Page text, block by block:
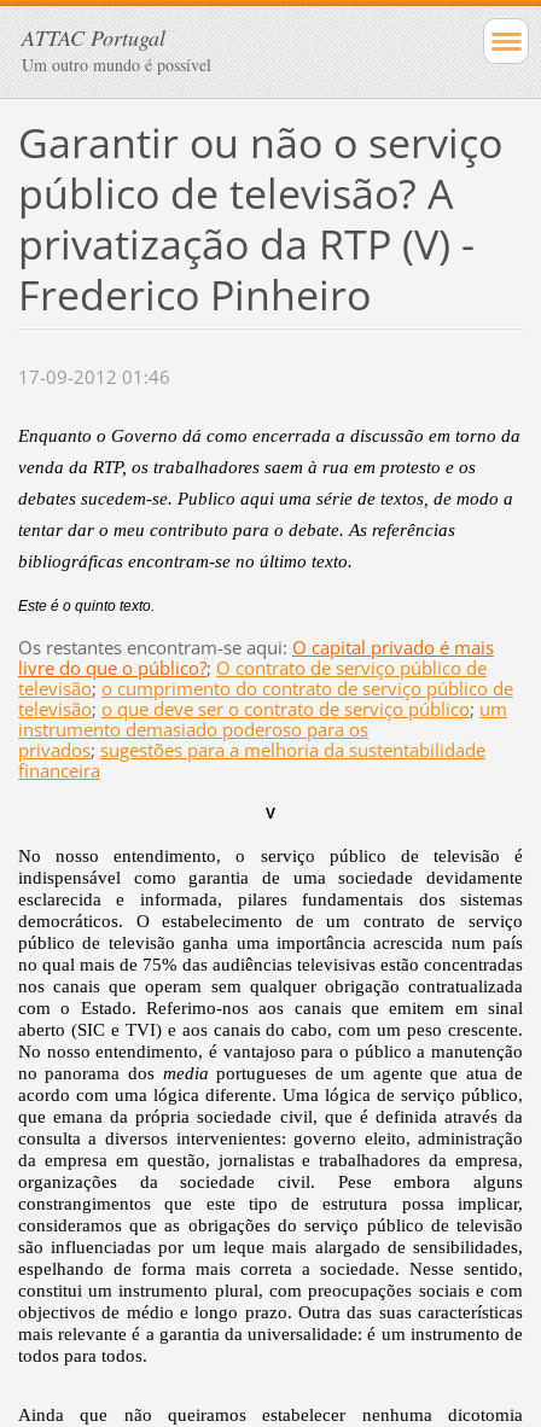
ATTAC Portugal
Um outro mundo é possível
Garantir ou não o serviço
público de televisão? A
privatização da RTP (V) -
Frederico Pinheiro
17-09-2012 01:46
Enquanto o Governo dá como encerrada a discussão em torno da
venda da RTP, os trabalhadores saem à rua em protesto e os
debates sucedem-se. Publico aqui uma série de textos, de modo a
tentar dar o meu contributo para o debate. As referências
bibliográficas encontram-se no último texto.
Este é o quinto texto.
Os restantes encontram-se aqui: O capital privado é mais
livre do que o público?; O contrato de serviço público de
televisão; o cumprimento do contrato de serviço público de
televisão; o que deve ser o contrato de serviço público; um
instrumento demasiado poderoso para os
privados; sugestões para a melhoria da sustentabilidade
financeira
V
No nosso entendimento, o serviço público de televisão é
indispensável como garantia de uma sociedade devidamente
esclarecida e informada, pilares fundamentais dos sistemas
democráticos. O estabelecimento de um contrato de serviço
público de televisão ganha uma importância acrescida num país
no qual mais de 75% das audiências televisivas estão concentradas
nos canais que operam sem qualquer obrigação contratualizada
com o Estado. Referimo-nos aos canais que emitem em sinal
aberto (SIC e TVI) e aos canais do cabo, com um peso crescente.
No nosso entendimento, é vantajoso para o público a manutenção
no panorama dos mediaportugueses de um agente que atua de
acordo com uma lógica diferente. Uma lógica de serviço público,
que emana da própria sociedade civil, que é definida através da
consulta a diversos intervenientes: governo eleito, administração
da empresa em questão, jornalistas e trabalhadores da empresa,
organizações da sociedade civil. Pese embora alguns
constrangimentos que este tipo de estrutura possa implicar,
consideramos que as obrigações do serviço público de televisão
são influenciadas por um leque mais alargado de sensibilidades,
espelhando de forma mais correta a sociedade. Nesse sentido,
constitui um instrumento plural, com preocupações sociais e com
objectivos de médio e longo prazo. Outra das suas características
mais relevante é a garantia da universalidade: é um instrumento de
todos para todos.
Ainda que não queiramos estabelecer nenhuma dicotomia